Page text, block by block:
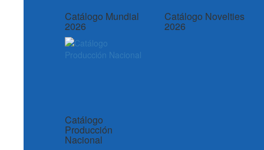
Catálogo Mundial
2026
Catálogo Novelties
2026
Catálogo
Producción
Nacional